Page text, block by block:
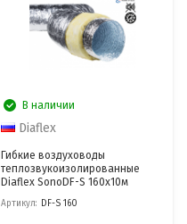
В наличии
Diaflex
Гибкие воздуховоды
теплозвукоизолированные
Diaflex SonoDF-S 160х10м
Артикул: DF-S 160